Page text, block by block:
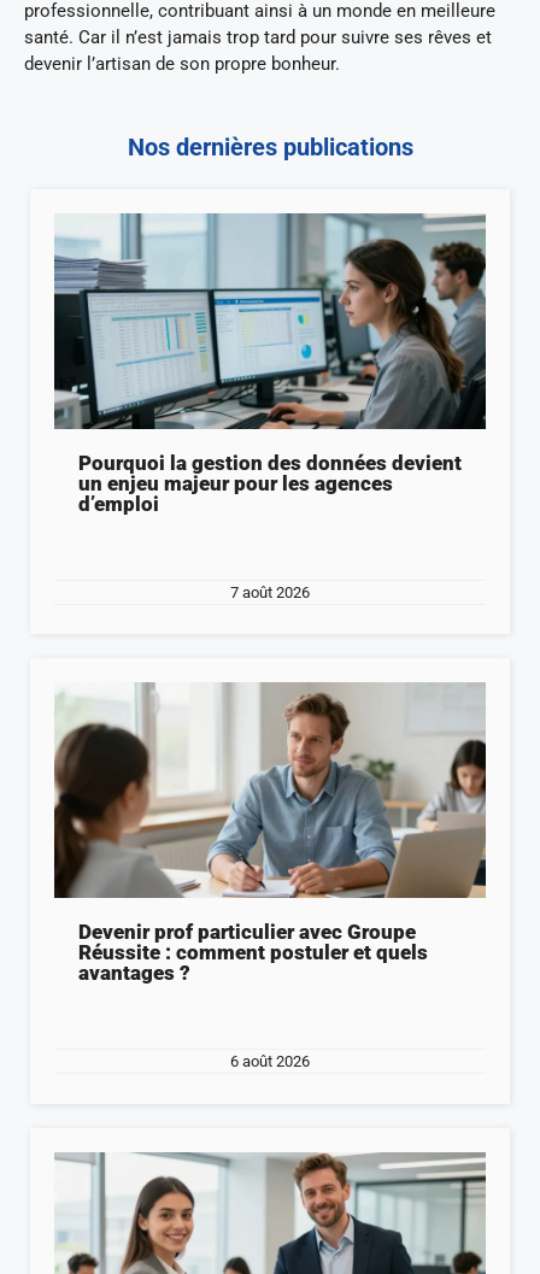
professionnelle, contribuant ainsi à un monde en meilleure
santé. Car il n’est jamais trop tard pour suivre ses rêves et
devenir l’artisan de son propre bonheur.
Nos dernières publications
Pourquoi la gestion des données devient
un enjeu majeur pour les agences
d’emploi
7 août 2026
Devenir prof particulier avec Groupe
Réussite : comment postuler et quels
avantages ?
6 août 2026